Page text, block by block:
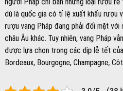
người Pháp chỉ bán những loại rượu
dù là quốc gia có tỉ lệ xuất khẩu rượu
rượu vang Pháp đang phải đối mặt
châu Âu khác. Tuy nhiên, vang Pháp
được lựa chọn trong các dịp lễ tết
Bordeaux, Bourgogne, Champagne,